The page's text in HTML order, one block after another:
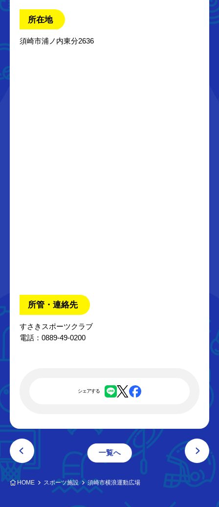
所在地
須崎市浦ノ内東分2636
所管・連絡先
すさきスポーツクラブ
電話：0889-49-0200
シェアする
一覧へ
HOME スポーツ施設 須崎市横浪運動広場